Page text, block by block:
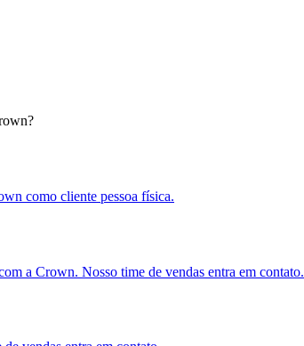
como cliente pessoa física.
a Crown. Nosso time de vendas entra em contato.